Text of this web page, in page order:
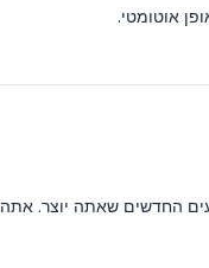
אוטומטי.
שאתה יוצר. אתה